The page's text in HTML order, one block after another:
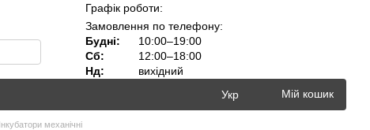
Графік роботи:
Замовлення по телефону:
Будні:
10:00–19:00
Сб:
12:00–18:00
Нд:
вихідний
Укр Мій кошик
Інкубатори механічні